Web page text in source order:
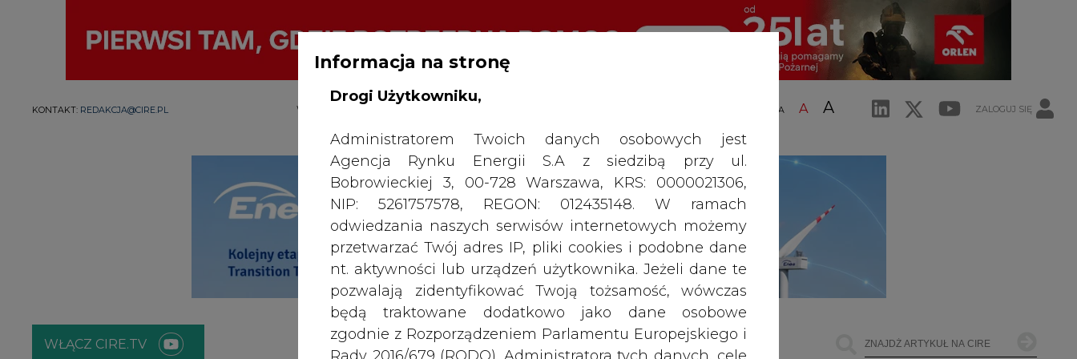
KONTAKT: REDAKCJA@CIRE.PL WYDAWCA PORTALU: A A A ZALOGUJ SIĘ
WŁĄCZ CIRE.TV
Informacja na stronę
Drogi Użytkowniku,
Administratorem Twoich danych osobowych jest
Agencja Rynku Energii S.A z siedzibą przy ul.
Bobrowieckiej 3, 00-728 Warszawa, KRS: 0000021306,
NIP: 5261757578, REGON: 012435148. W ramach
odwiedzania naszych serwisów internetowych możemy
przetwarzać Twój adres IP, pliki cookies i podobne dane
nt. aktywności lub urządzeń użytkownika. Jeżeli dane te
pozwalają zidentyfikować Twoją tożsamość, wówczas
będą traktowane dodatkowo jako dane osobowe
zgodnie z Rozporządzeniem Parlamentu Europejskiego i